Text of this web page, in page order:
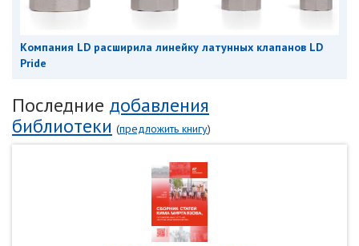
Компания LD расширила линейку латунных клапанов LD
Pride
Последние добавления
библиотеки (предложить книгу)